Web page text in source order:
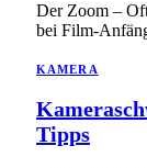
Der Zoom –
bei Film-
KAMERA
Tipps